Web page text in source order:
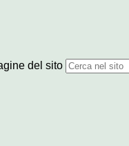
del sito